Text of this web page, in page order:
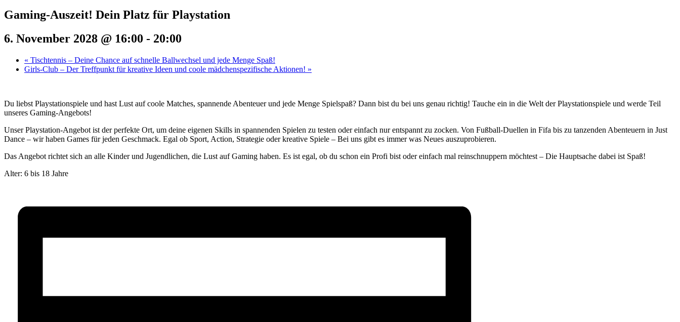
Gaming-Auszeit! Dein Platz für Playstation
6. November 2028 @ 16:00 - 20:00
« Tischtennis – Deine Chance auf schnelle Ballwechsel und jede Menge Spaß!
Girls-Club – Der Treffpunkt für kreative Ideen und coole mädchenspezifische Aktionen! »
Du liebst Playstationspiele und hast Lust auf coole Matches, spannende Abenteuer und jede Menge Spielspaß? Dann bist du bei uns genau richtig! Tauche ein in die Welt der Playstationspiele und werde Teil
unseres Gaming-Angebots!
Unser Playstation-Angebot ist der perfekte Ort, um deine eigenen Skills in spannenden Spielen zu testen oder einfach nur entspannt zu zocken. Von Fußball-Duellen in Fifa bis zu tanzenden Abenteuern in Just
Dance – wir haben Games für jeden Geschmack. Egal ob Sport, Action, Strategie oder kreative Spiele – Bei uns gibt es immer was Neues auszuprobieren.
Das Angebot richtet sich an alle Kinder und Jugendlichen, die Lust auf Gaming haben. Es ist egal, ob du schon ein Profi bist oder einfach mal reinschnuppern möchtest – Die Hauptsache dabei ist Spaß!
Alter: 6 bis 18 Jahre